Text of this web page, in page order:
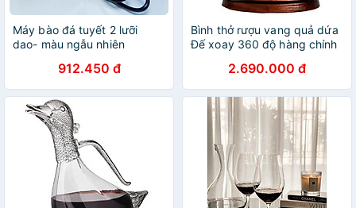
Máy bào đá tuyết 2 lưỡi
dao- màu ngẫu nhiên
912.450 đ
Bình thở rượu vang quả dứa
Đế xoay 360 độ hàng chính
2.690.000 đ